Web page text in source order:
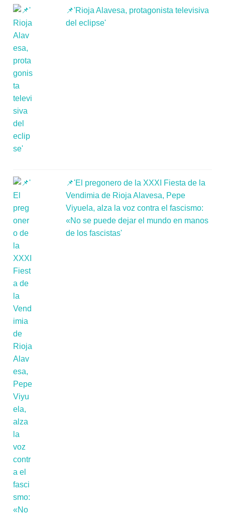
📌'Rioja Alavesa, protagonista televisiva
del eclipse'
📌'El pregonero de la XXXI Fiesta de la
Vendimia de Rioja Alavesa, Pepe
Viyuela, alza la voz contra el fascismo:
«No se puede dejar el mundo en manos
de los fascistas'